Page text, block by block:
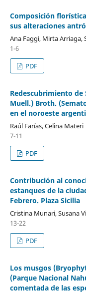
Composición
sus alteraciones
Ana Faggi, Mirta Arriaga,
1-6
PDF
Redescubrimiento
Muell.) Broth.
en el noroeste
Raúl Farías, Celina Materi
7-11
PDF
Contribución al
estanques de la
Febrero. Plaza Sicilia
Cristina Munari, Susana
13-22
PDF
Los musgos
(Parque Nacional
comentada de las